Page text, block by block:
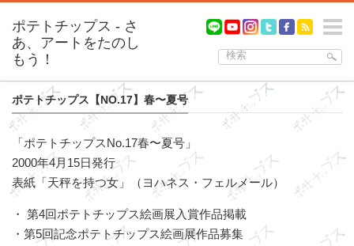
ポテトチップス【NO.17】春〜夏号
「ポテトチップスNo.17春〜夏号」
2000年4月15日発行
表紙「天秤を持つ女」（ヨハネス・フェルメール）
・ 第4回ポテトチップス絵画展入賞作品掲載
・第5回記念ポテトチップス絵画展作品募集